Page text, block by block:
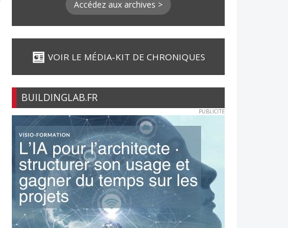
Accédez aux archives >
VOIR LE MÉDIA-KIT DE CHRONIQUES
BUILDINGLAB.FR
PUBLICITE